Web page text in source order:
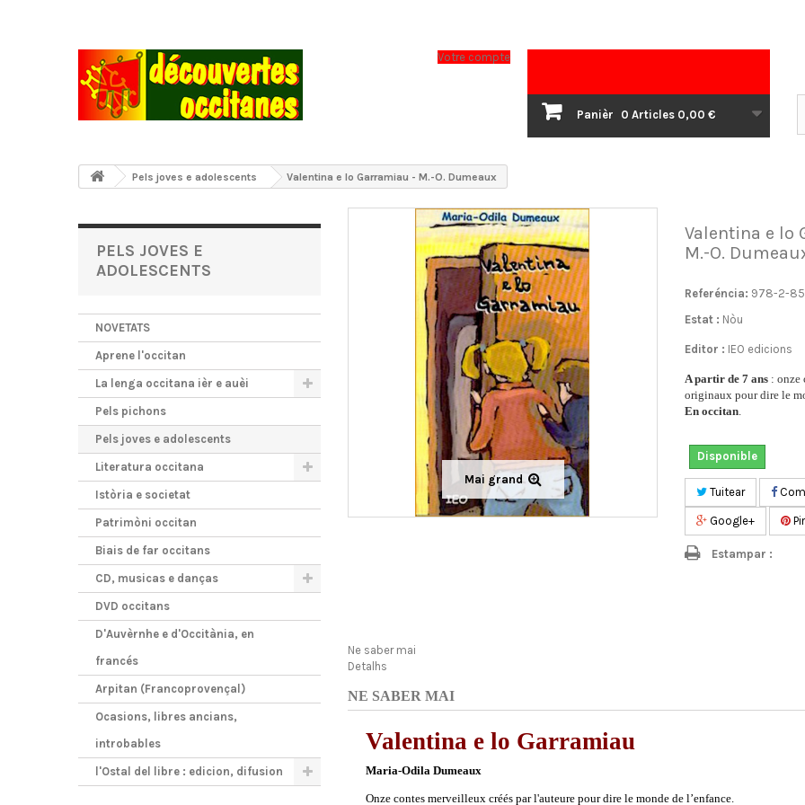
Panièr 0 Articles 0,00 €
Votre compte
Pels joves e adolescents Valentina e lo Garramiau - M.-O. Dumeaux
PELS JOVES E
ADOLESCENTS
NOVETATS
Aprene l'occitan
La lenga occitana ièr e auèi
Pels pichons
Pels joves e adolescents
Literatura occitana
Istòria e societat
Patrimòni occitan
Biais de far occitans
CD, musicas e danças
DVD occitans
D'Auvèrnhe e d'Occitània, en
francés
Arpitan (Francoprovençal)
Ocasions, libres ancians,
introbables
l'Ostal del libre : edicion, difusion
Mai grand
Valentina e lo
M.-O.
Referéncia: 978-2-
Estat : Nòu
Editor : IEO edicions
A partir de 7 ans : onze
originaux pour dire le
En occitan.
Disponible
Tuitear
Google+
Estampar :
Ne saber mai
Detalhs
NE SABER MAI
Valentina e lo Garramiau
Maria-Odila Dumeaux
Onze contes merveilleux créés par l'auteure pour dire le monde de l’enfance.